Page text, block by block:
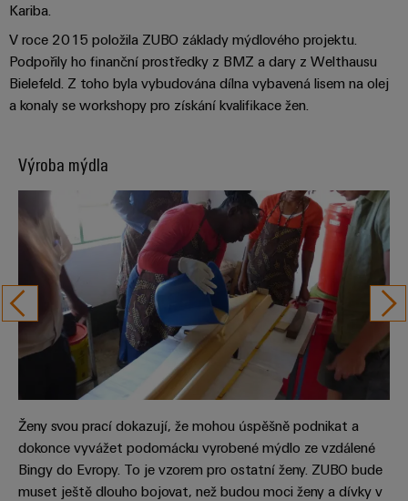
klimaticky
šetrnou
mobilitu
v
železniční
skříněk
Montážní
Sestavené
nosné
Upravené
vybavené
skříně
Zákaznický
návrh
kabelu
Produktové
inovace
Kariba.
V roce 2015 položila ZUBO základy mýdlového projektu.
Podpořily ho finanční prostředky z BMZ a dary z Welthausu
Bielefeld. Z toho byla vybudována dílna vybavená lisem na olej
a konaly se workshopy pro získání kvalifikace žen.
Výroba mýdla
Ženy svou prací dokazují, že mohou úspěšně podnikat a
dokonce vyvážet podomácku vyrobené mýdlo ze vzdálené
Bingy do Evropy. To je vzorem pro ostatní ženy. ZUBO bude
muset ještě dlouho bojovat, než budou moci ženy a dívky v